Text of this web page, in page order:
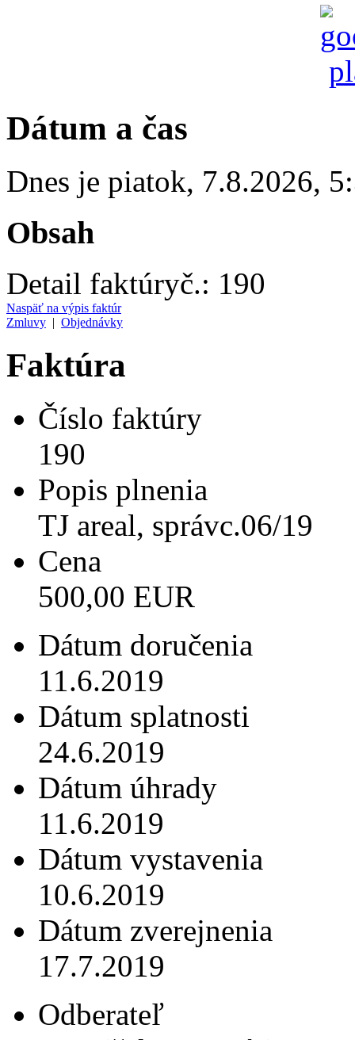
Dátum a čas
Dnes je piatok, 7.8.2026,
Obsah
Detail faktúryč.: 190
Naspäť na výpis faktúr
Zmluvy | Objednávky
Faktúra
Číslo faktúry
190
Popis plnenia
TJ areal, správc.06/19
Cena
500,00 EUR
Dátum doručenia
11.6.2019
Dátum splatnosti
24.6.2019
Dátum úhrady
11.6.2019
Dátum vystavenia
10.6.2019
Dátum zverejnenia
17.7.2019
Odberateľ